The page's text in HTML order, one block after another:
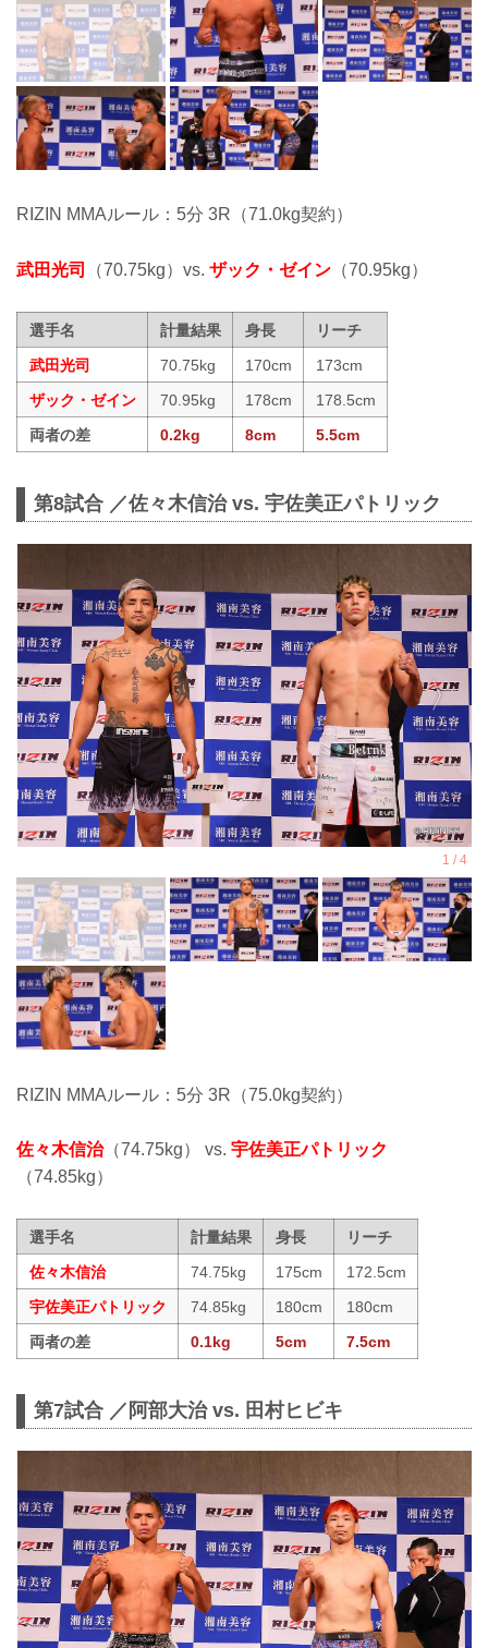
RIZIN MMAルール：5分 3R（71.0kg契約）
武田光司 （70.75kg）vs. ザック・ゼイン （70.95kg）
選手名 計量結果 身長
リーチ
武田光司
70.75kg 170cm
173cm
ザック・ゼイン
70.95kg 178cm
178.5cm
両者の差
0.2kg 8cm 5.5cm
第8試合 ／佐々木信治 vs. 宇佐美正パトリック
RIZIN MMAルール：5分 3R（75.0kg契約）
佐々木信治（74.75kg） vs. 宇佐美正パトリック
（74.85kg）
選手名 計量結果 身長
リーチ
佐々木信治
74.75kg 175cm
172.5cm
宇佐美正パトリック
74.85kg 180cm
180cm
両者の差
0.1kg 5cm 7.5cm
第7試合 ／阿部大治 vs. 田村ヒビキ